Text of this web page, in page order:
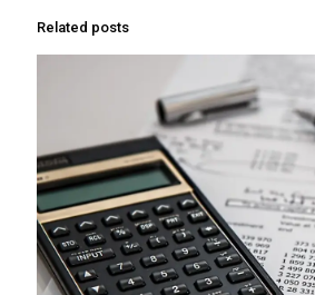
Related posts